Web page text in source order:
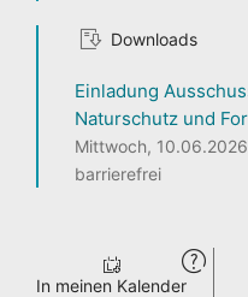
Downloads
Einladung
Naturschutz und
Mittwoch,
barrierefrei
In meinen Kalender
Seite teilen
VERANSTALTUNGEN